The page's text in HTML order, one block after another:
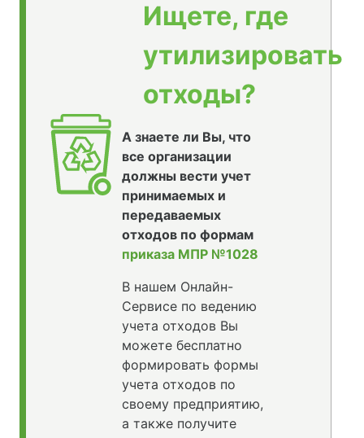
Ищете, где
утилизировать
отходы?
А знаете ли Вы, что
все организации
должны вести учет
принимаемых и
передаваемых
отходов по формам
приказа МПР №1028
В нашем Онлайн-
Сервисе по ведению
учета отходов Вы
можете бесплатно
формировать формы
учета отходов по
своему предприятию,
а также получите